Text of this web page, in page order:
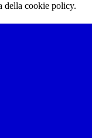
della cookie policy.